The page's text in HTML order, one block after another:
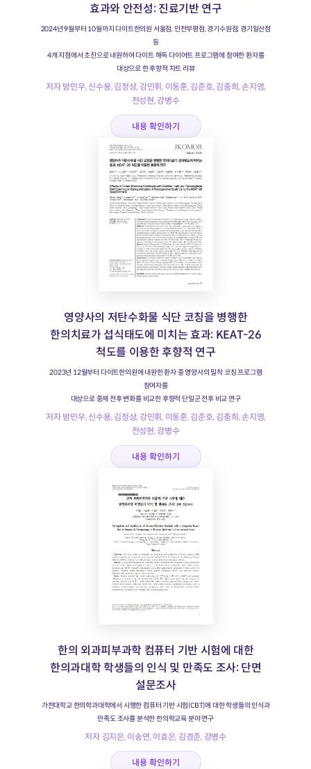
효과와 안전성: 진료기반 연구
2024년 9월부터 10월까지 다이트한의원 서울점, 인천부평점, 경기수원점, 경기일산점
등
4개 지점에서 초진으로 내원하여 다이트 해독 다이어트 프로그램에 참여한 환자를
대상으로 한 후향적 차트 리뷰
저자 방민우, 신수용, 김정상, 강민휘, 이동훈, 김준호, 김충희, 손지영,
전성현, 강병수
내용 확인하기
영양사의 저탄수화물 식단 코칭을 병행한
한의치료가 섭식태도에 미치는 효과: KEAT-26
척도를 이용한 후향적 연구
2023년 12월부터 다이트한의원에 내원한 환자 중 영양사의 밀착 코칭 프로그램
참여자를
대상으로 중재 전후 변화를 비교한 후향적 단일군 전후 비교 연구
저자 방민우, 신수용, 김정상, 강민휘, 이동훈, 김준호, 김충희, 손지영,
전성현, 강병수
내용 확인하기
한의 외과피부과학 컴퓨터 기반 시험에 대한
한의과대학 학생들의 인식 및 만족도 조사: 단면
설문조사
가천대학교 한의학과대학에서 시행한 컴퓨터 기반 시험(CBT)에 대한 학생들의 인식과
만족도 조사를 분석한 한의학교육 분야 연구
저자 김지은, 이송연, 이효은, 김경준, 강병수
내용 확인하기